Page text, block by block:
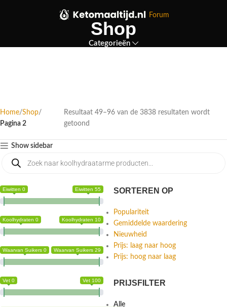
Forum
Shop
Categorieën
Home Shop
Pagina 2
Resultaat 49–96 van de 3838 resultaten wordt
getoond
Show sidebar
Eiwitten 0 Eiwitten 55
Koolhydraten 0 Koolhydraten 10
Waarvan Suikers 0 Waarvan Suikers 29
Vet 0 Vet 100
SORTEREN OP
Populariteit
Gemiddelde waardering
Nieuwheid
Prijs: laag naar hoog
Prijs: hoog naar laag
PRIJSFILTER
Alle